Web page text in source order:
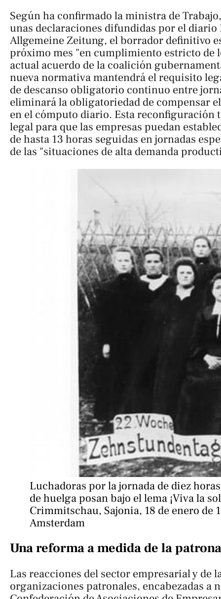
Según ha confirmado la ministra de
unas declaraciones difundidas por el diario
Allgemeine Zeitung, el borrador definitivo
próximo mes "en cumplimiento estricto de
actual acuerdo de la coalición
nueva normativa mantendrá el requisito
de descanso obligatorio continuo entre
eliminará la obligatoriedad de compensar
en el cómputo diario. Esta reconfiguración
legal para que las empresas puedan
de hasta 13 horas seguidas en jornadas
de las "situaciones de alta demanda
Luchadoras por la jornada de diez
de huelga posan bajo el lema ¡Viva la
Crimmitschau, Sajonia, 18 de enero de
Amsterdam
Una reforma a medida de la
Las reacciones del sector empresarial y de
organizaciones patronales, encabezadas a